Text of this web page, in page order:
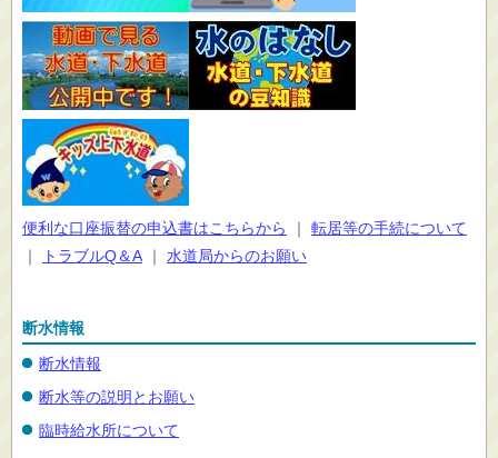
便利な口座振替の申込書はこちらから ｜ 転居等の手続について
｜
トラブルQ＆A ｜ 水道局からのお願い
断水情報
断水情報
断水等の説明とお願い
臨時給水所について